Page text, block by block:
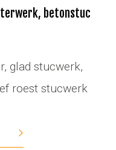
betonstuc
glad stucwerk,
roest stucwerk